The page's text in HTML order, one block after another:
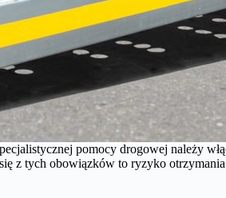
pomocy drogowej należy
z tych obowiązków to ryzyko otrzymania